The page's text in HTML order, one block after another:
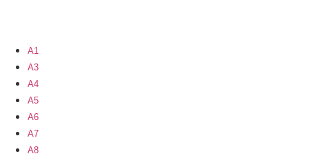
A1
A3
A4
A5
A6
A7
A8